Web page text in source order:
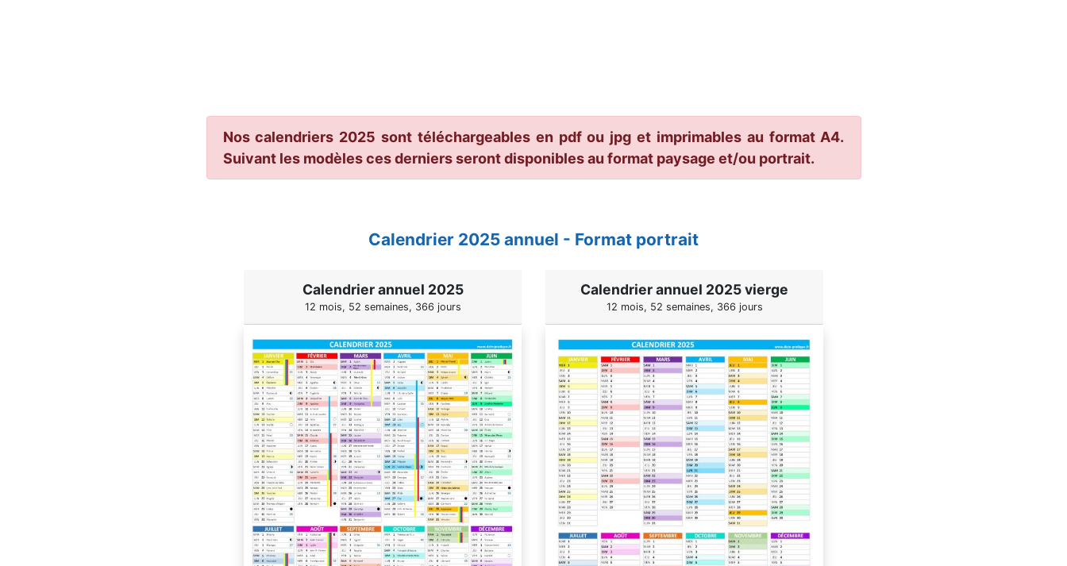
Nos calendriers 2025 sont téléchargeables en pdf ou jpg et imprimables au format A4.
Suivant les modèles ces derniers seront disponibles au format paysage et/ou portrait.
Calendrier 2025 annuel - Format portrait
Calendrier annuel 2025
12 mois, 52 semaines, 366 jours
Calendrier annuel 2025 vierge
12 mois, 52 semaines, 366 jours